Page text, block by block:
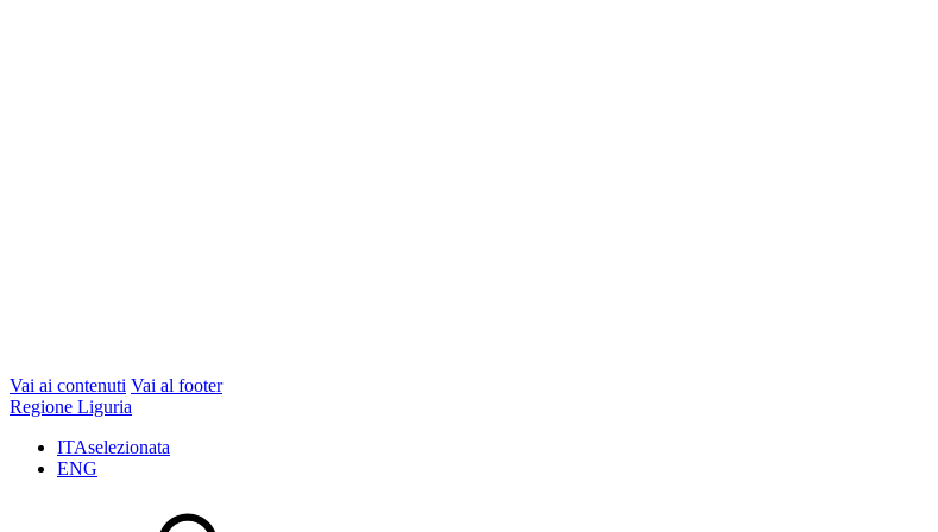
Vai ai contenuti Vai al footer
Regione Liguria
ITAselezionata
ENG